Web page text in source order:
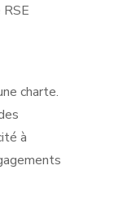
charte.
à